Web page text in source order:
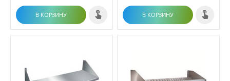
В КОРЗИНУ В КОРЗИНУ